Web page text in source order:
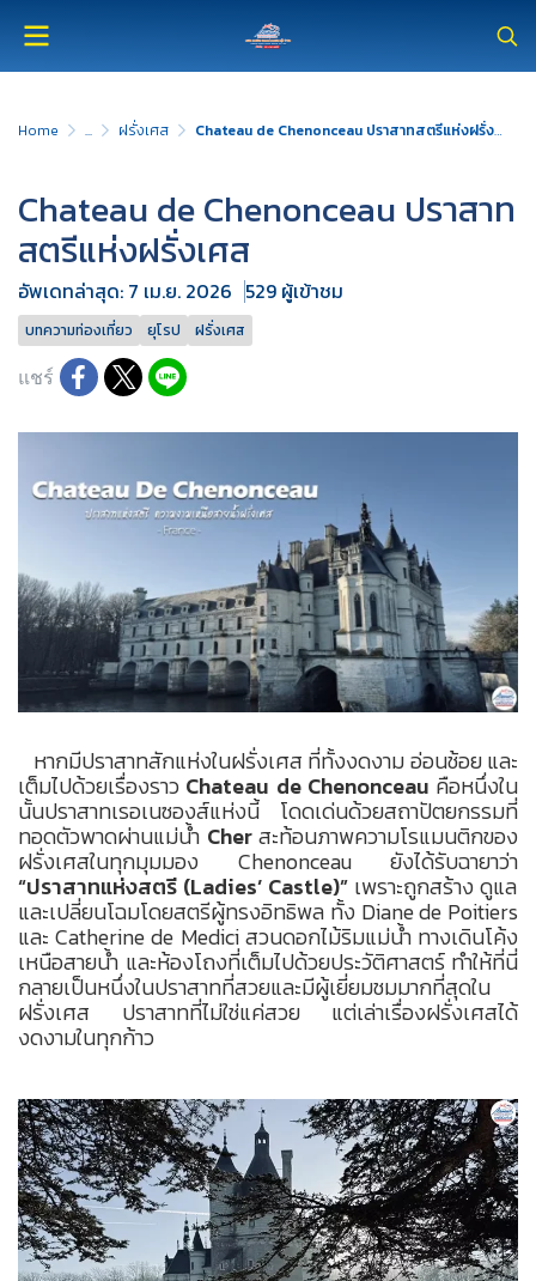
Home ... ฝรั่งเศส Chateau de Chenonceau ปราสาทสตรีแห่งฝรั่งเศส
Chateau de Chenonceau ปราสาท
สตรีแห่งฝรั่งเศส
อัพเดทล่าสุด: 7 เม.ย. 2026 529 ผู้เข้าชม
บทความท่องเที่ยว ยุโรป ฝรั่งเศส
แชร์
หากมีปราสาทสักแห่งในฝรั่งเศส ที่ทั้งงดงาม อ่อนช้อย และ
เต็มไปด้วยเรื่องราว Chateau de Chenonceau คือหนึ่งใน
นั้นปราสาทเรอเนซองส์แห่งนี้ โดดเด่นด้วยสถาปัตยกรรมที่
ทอดตัวพาดผ่านแม่น้ำ Cherสะท้อนภาพความโรแมนติกของ
ฝรั่งเศสในทุกมุมมอง Chenonceau ยังได้รับฉายาว่า
“ปราสาทแห่งสตรี (Ladies’ Castle)” เพราะถูกสร้าง ดูแล
และเปลี่ยนโฉมโดยสตรีผู้ทรงอิทธิพล ทั้ง Diane de Poitiers
และ Catherine de Medici สวนดอกไม้ริมแม่น้ำ ทางเดินโค้ง
เหนือสายน้ำ และห้องโถงที่เต็มไปด้วยประวัติศาสตร์ ทำให้ที่นี่
กลายเป็นหนึ่งในปราสาทที่สวยและมีผู้เยี่ยมชมมากที่สุดใน
ฝรั่งเศส ปราสาทที่ไม่ใช่แค่สวย แต่เล่าเรื่องฝรั่งเศสได้
งดงามในทุกก้าว